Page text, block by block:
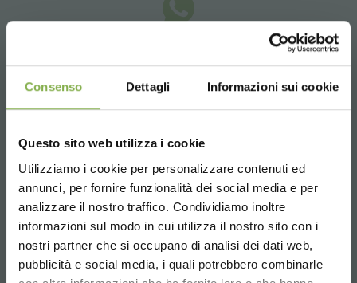
Consenso Dettagli Informazioni sui cookie
Questo sito web utilizza i cookie
Utilizziamo i cookie per personalizzare contenuti ed
annunci, per fornire funzionalità dei social media e per
analizzare il nostro traffico. Condividiamo inoltre
informazioni sul modo in cui utilizza il nostro sito con i
nostri partner che si occupano di analisi dei dati web,
pubblicità e social media, i quali potrebbero combinarle
Choose the country you are in and your
Запросить информацию
+39 3457719939
Email
Запросить информацию
info@orlandelli.it